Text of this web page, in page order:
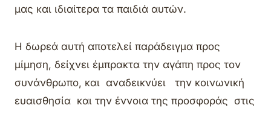
μας και ιδιαίτερα τα παιδιά αυτών.
Η δωρεά αυτή αποτελεί παράδειγμα προς
μίμηση, δείχνει έμπρακτα την αγάπη προς τον
συνάνθρωπο, και αναδεικνύει την κοινωνική
ευαισθησία και την έννοια της προσφοράς στις